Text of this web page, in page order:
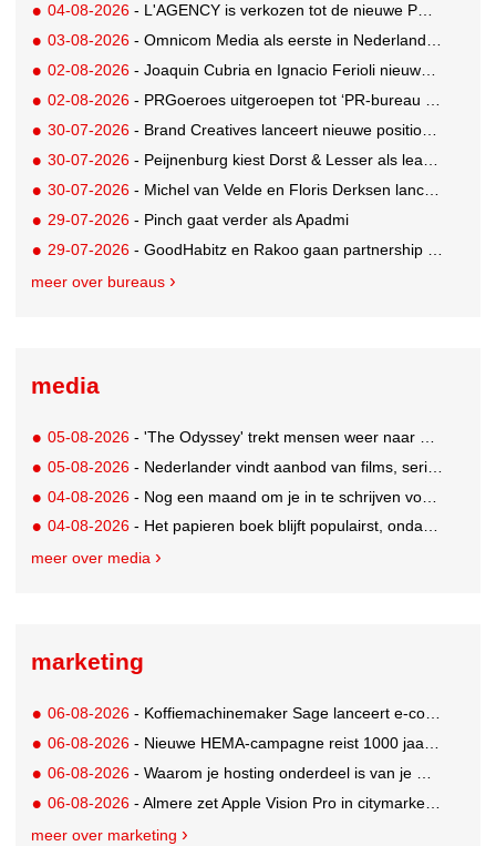
04-08-2026 - L'AGENCY is verkozen tot de nieuwe PR-partner van KoRo
03-08-2026 - Omnicom Media als eerste in Nederland actief met advertenties in ChatGPT
02-08-2026 - Joaquin Cubria en Ignacio Ferioli nieuwe Global CCO’s GUT, Renata Neumann Global Head of Production
02-08-2026 - PRGoeroes uitgeroepen tot ‘PR-bureau van het jaar 2026’
30-07-2026 - Brand Creatives lanceert nieuwe positionering: Create to Celebrate
30-07-2026 - Peijnenburg kiest Dorst & Lesser als lead social agency
30-07-2026 - Michel van Velde en Floris Derksen lanceren I.C.Y. group: drie specialistische bureaus, één visie op groei
29-07-2026 - Pinch gaat verder als Apadmi
29-07-2026 - GoodHabitz en Rakoo gaan partnership aan voor geïntegreerde talentontwikkeling
meer over bureaus
media
05-08-2026 - 'The Odyssey' trekt mensen weer naar de bioscoop
05-08-2026 - Nederlander vindt aanbod van films, series en sport vaak versnipperd
04-08-2026 - Nog een maand om je in te schrijven voor de Mercurs 2026
04-08-2026 - Het papieren boek blijft populairst, ondanks digitale alternatieven
meer over media
marketing
06-08-2026 - Koffiemachinemaker Sage lanceert e-commerceplatform voor koffieliefhebbers
06-08-2026 - Nieuwe HEMA-campagne reist 1000 jaar terug in de tijd naar 'Hemastein'
06-08-2026 - Waarom je hosting onderdeel is van je merkstrategie
06-08-2026 - Almere zet Apple Vision Pro in citymarketing
meer over marketing